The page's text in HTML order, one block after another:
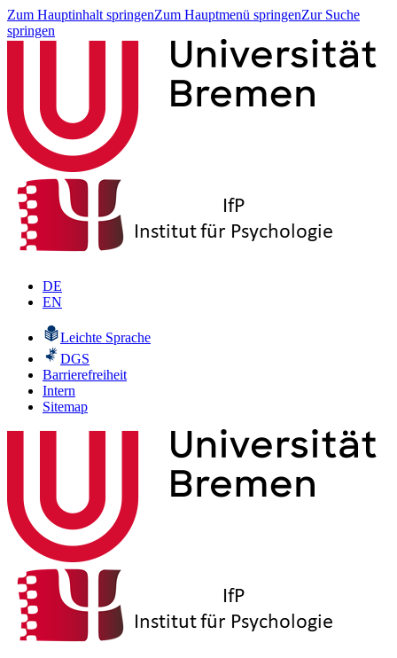
Zum Hauptinhalt springenZum Hauptmenü springenZur Suche
springen
DE
EN
Leichte Sprache
DGS
Barrierefreiheit
Intern
Sitemap